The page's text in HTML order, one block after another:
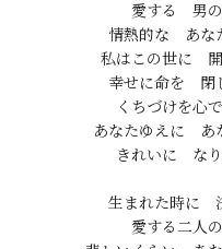
愛する　男
情熱的な　あな
私はこの世に　
幸せに命を　閉
くちづけを心
あなたゆえに　あ
きれいに　な
生まれた時に　
愛する二人